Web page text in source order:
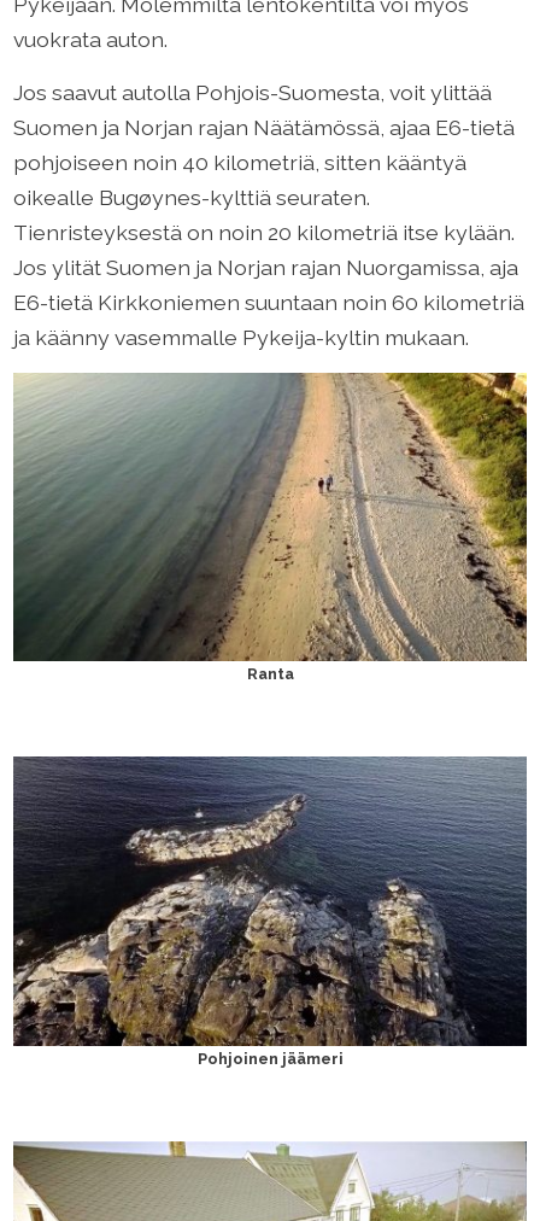
vuokrata auton.
Jos saavut autolla Pohjois-Suomesta, voit ylittää
Suomen ja Norjan rajan Näätämössä, ajaa E6-tietä
pohjoiseen noin 40 kilometriä, sitten kääntyä
oikealle Bugøynes-kylttiä seuraten.
Tienristeyksestä on noin 20 kilometriä itse kylään.
Jos ylität Suomen ja Norjan rajan Nuorgamissa, aja
E6-tietä Kirkkoniemen suuntaan noin 60 kilometriä
ja käänny vasemmalle Pykeija-kyltin mukaan.
Ranta
Pohjoinen jäämeri